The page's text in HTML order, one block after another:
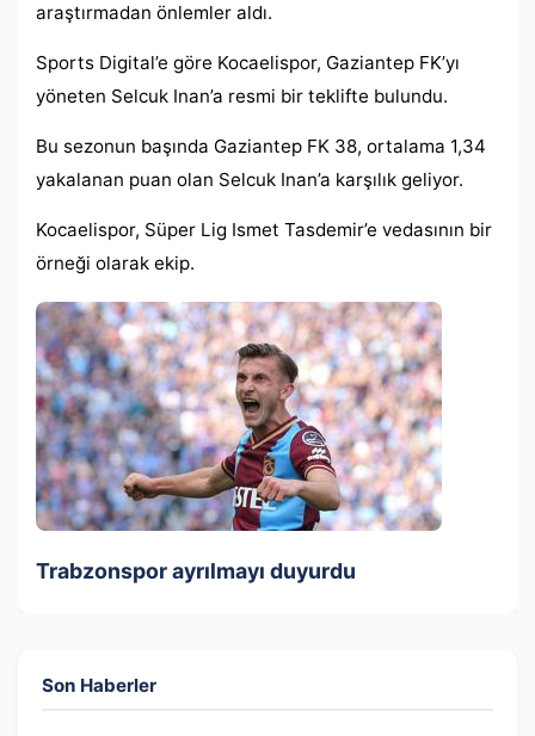
araştırmadan önlemler aldı.
Sports Digital’e göre Kocaelispor, Gaziantep FK’yı
yöneten Selcuk Inan’a resmi bir teklifte bulundu.
Bu sezonun başında Gaziantep FK 38, ortalama 1,34
yakalanan puan olan Selcuk Inan’a karşılık geliyor.
Kocaelispor, Süper Lig Ismet Tasdemir’e vedasının bir
örneği olarak ekip.
Trabzonspor ayrılmayı duyurdu
Son Haberler